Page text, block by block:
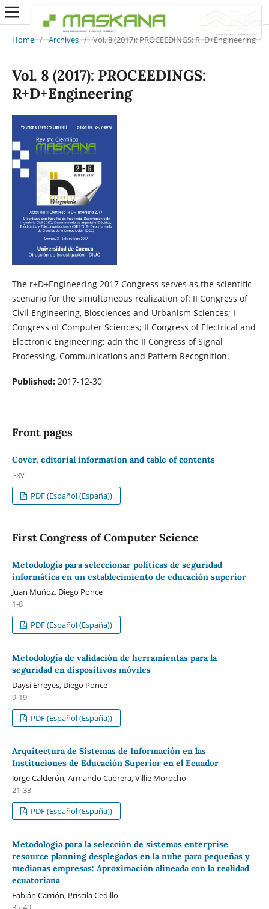
Home / Archives / Vol. 8 (2017): PROCEEDINGS: R+D+Engineering
Vol. 8 (2017): PROCEEDINGS:
R+D+Engineering
The r+D+Engineering 2017 Congress serves as the scientific
scenario for the simultaneous realization of: II Congress of
Civil Engineering, Biosciences and Urbanism Sciences; I
Congress of Computer Sciences; II Congress of Electrical and
Electronic Engineering; adn the II Congress of Signal
Processing, Communications and Pattern Recognition.
Published: 2017-12-30
Front pages
Cover, editorial information and table of contents
i-xv
PDF (Español (España))
First Congress of Computer Science
Metodología para seleccionar políticas de seguridad
informática en un establecimiento de educación superior
Juan Muñoz, Diego Ponce
1-8
PDF (Español (España))
Metodología de validación de herramientas para la
seguridad en dispositivos móviles
Daysi Erreyes, Diego Ponce
9-19
PDF (Español (España))
Arquitectura de Sistemas de Información en las
Instituciones de Educación Superior en el Ecuador
Jorge Calderón, Armando Cabrera, Villie Morocho
21-33
PDF (Español (España))
Metodología para la selección de sistemas enterprise
resource planning desplegados en la nube para pequeñas y
medianas empresas: Aproximación alineada con la realidad
ecuatoriana
Fabián Carrión, Priscila Cedillo